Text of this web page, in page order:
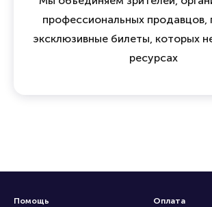
профессиональных продавцов,
эксклюзивные билеты, которых
ресурсах
Помощь
Оплата